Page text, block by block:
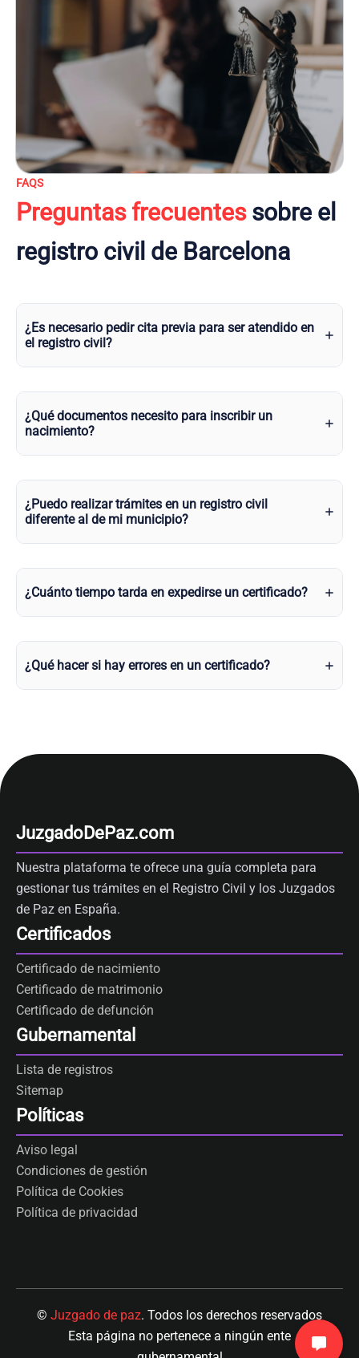
FAQS
Preguntas frecuentessobre el
registro civil de Barcelona
¿Es necesario pedir cita previa para ser atendido en
el registro civil?
¿Qué documentos necesito para inscribir un
nacimiento?
¿Puedo realizar trámites en un registro civil
diferente al de mi municipio?
¿Cuánto tiempo tarda en expedirse un certificado?
¿Qué hacer si hay errores en un certificado?
JuzgadoDePaz.com
Nuestra plataforma te ofrece una guía completa para
gestionar tus trámites en el Registro Civil y los Juzgados
de Paz en España.
Certificados
Certificado de nacimiento
Certificado de matrimonio
Certificado de defunción
Gubernamental
Lista de registros
Sitemap
Políticas
Aviso legal
Condiciones de gestión
Política de Cookies
Política de privacidad
© Juzgado de paz. Todos los derechos reservados
Esta página no pertenece a ningún ente